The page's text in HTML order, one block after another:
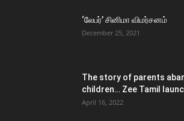
‘லேபர்’ சினிமா விமர்சனம்
December 25, 2021
The story of parents
children… Zee Tamil
April 16, 2022